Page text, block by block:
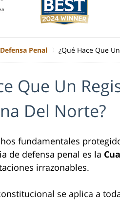
Defensa Penal ¿Qué Hace Que
Que Un
Del Norte?
fundamentales
de defensa penal es la
irrazonables.
se aplica a